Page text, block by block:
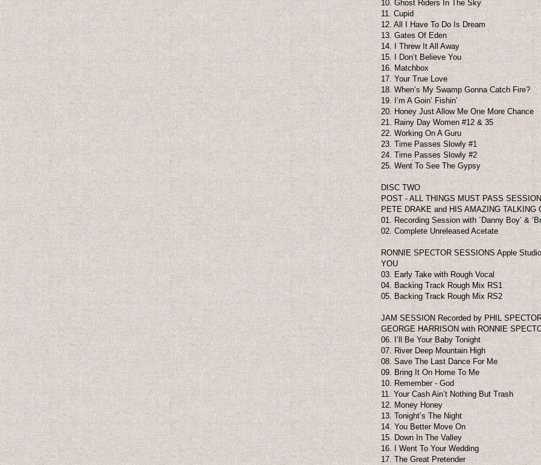
10. Ghost Riders In The Sky
11. Cupid
12. All I Have To Do Is Dream
13. Gates Of Eden
14. I Threw It All Away
15. I Don’t Believe You
16. Matchbox
17. Your True Love
18. When’s My Swamp Gonna Catch Fire?
19. I’m A Goin’ Fishin’
20. Honey Just Allow Me One More Chance
21. Rainy Day Women #12 & 35
22. Working On A Guru
23. Time Passes Slowly #1
24. Time Passes Slowly #2
25. Went To See The Gypsy
DISC TWO
POST - ALL THINGS MUST PASS
PETE DRAKE and HIS AMAZING TALKING
01. Recording Session with ´Danny Boy’ &
02. Complete Unreleased Acetate
RONNIE SPECTOR SESSIONS Apple
YOU
03. Early Take with Rough Vocal
04. Backing Track Rough Mix RS1
05. Backing Track Rough Mix RS2
JAM SESSION Recorded by PHIL
GEORGE HARRISON with RONNIE
06. I’ll Be Your Baby Tonight
07. River Deep Mountain High
08. Save The Last Dance For Me
09. Bring It On Home To Me
10. Remember - God
11. Your Cash Ain’t Nothing But Trash
12. Money Honey
13. Tonight’s The Night
14. You Better Move On
15. Down In The Valley
16. I Went To Your Wedding
17. The Great Pretender